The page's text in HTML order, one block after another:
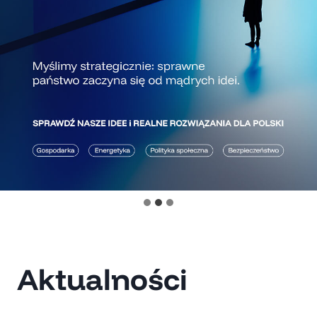
Aktualności